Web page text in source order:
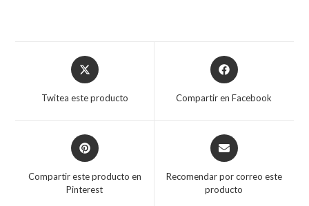
Twitea este producto Compartir en Facebook
Compartir este producto en
Pinterest
Recomendar por correo este
producto